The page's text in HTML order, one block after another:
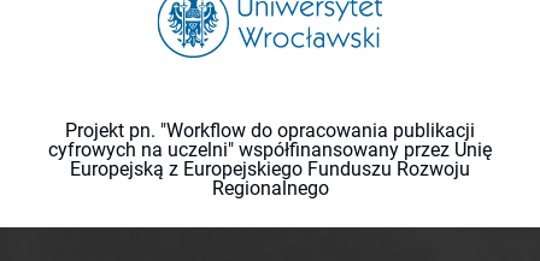
Projekt pn. "Workflow do opracowania publikacji
cyfrowych na uczelni" współfinansowany przez Unię
Europejską z Europejskiego Funduszu Rozwoju
Regionalnego